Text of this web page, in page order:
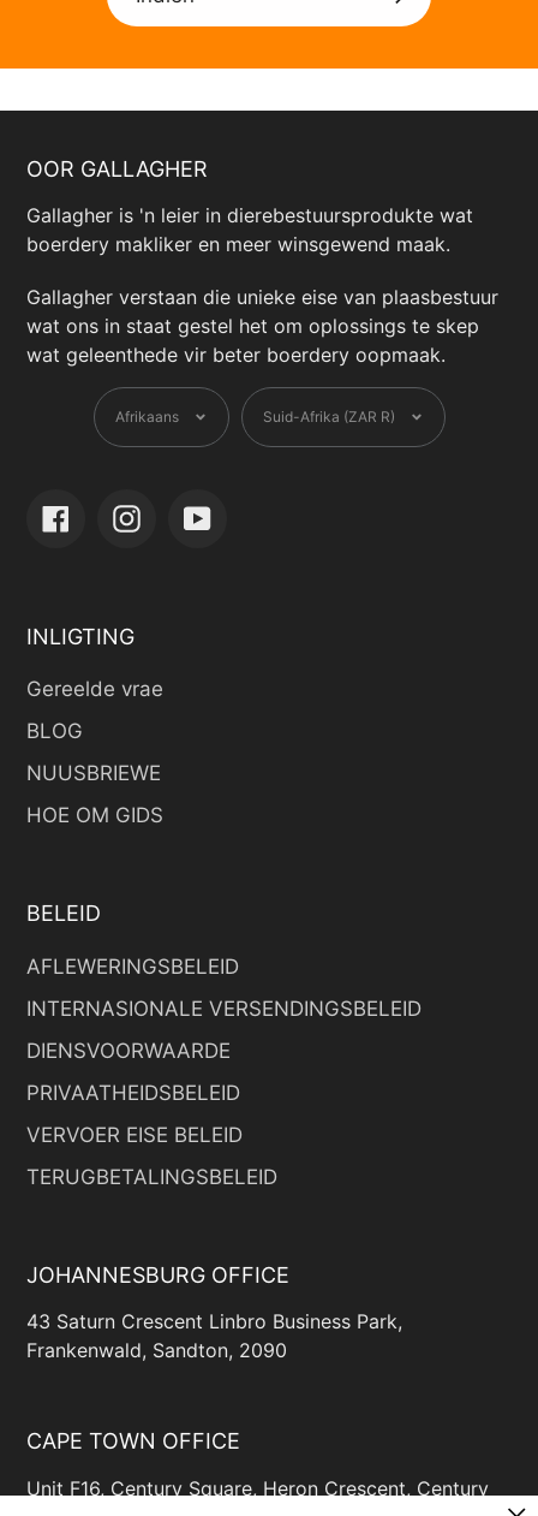
OOR GALLAGHER
Gallagher is 'n leier in dierebestuursprodukte wat
boerdery makliker en meer winsgewend maak.
Gallagher verstaan ​​die unieke eise van plaasbestuur
wat ons in staat gestel het om oplossings te skep
wat geleenthede vir beter boerdery oopmaak.
Taal
Afrikaans Geldeenheid
Suid-Afrika (ZAR R)
FacebookInstagramYouTube
INLIGTING
Gereelde vrae
BLOG
NUUSBRIEWE
HOE OM GIDS
BELEID
AFLEWERINGSBELEID
INTERNASIONALE VERSENDINGSBELEID
DIENSVOORWAARDE
PRIVAATHEIDSBELEID
VERVOER EISE BELEID
TERUGBETALINGSBELEID
JOHANNESBURG OFFICE
43 Saturn Crescent Linbro Business Park,
Frankenwald, Sandton, 2090
CAPE TOWN OFFICE
Unit F16, Century Square, Heron Crescent, Century